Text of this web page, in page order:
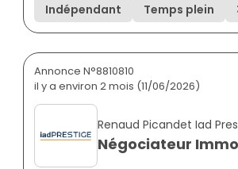
Indépendant
Temps plein
Annonce N°8810810
il y a environ 2 mois (11/06/2026)
Renaud Picandet Iad
Négociateur